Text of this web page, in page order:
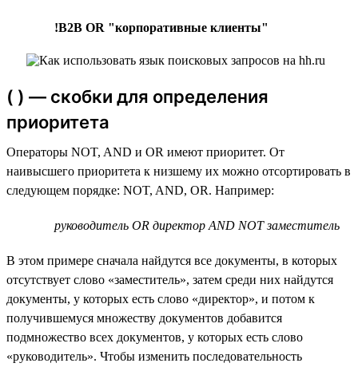
!B2B OR "корпоративные клиенты"
( ) — скобки для определения
приоритета
Операторы NOT, AND и OR имеют приоритет. От
наивысшего приоритета к низшему их можно отсортировать в
следующем порядке: NOT, AND, OR. Например:
руководитель OR директор AND NOT заместитель
В этом примере сначала найдутся все документы, в которых
отсутствует слово «заместитель», затем среди них найдутся
документы, у которых есть слово «директор», и потом к
получившемуся множеству документов добавится
подмножество всех документов, у которых есть слово
«руководитель». Чтобы изменить последовательность